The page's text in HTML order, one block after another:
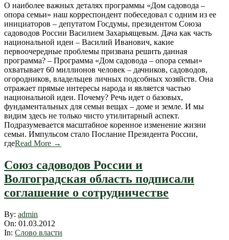
О наиболее важных деталях программы «Дом садовода –
опора семьи» наш корреспондент побеседовал с одним из ее
инициаторов – депутатом Госдумы, президентом Союза
садоводов России Василием Захарьящевым. Дача как часть
национальной идеи – Василий Иванович, какие
первоочередные проблемы призвана решить данная
программа? – Программа «Дом садовода – опора семьи»
охватывает 60 миллионов человек – дачников, садоводов,
огородников, владельцев личных подсобных хозяйств. Она
отражает прямые интересы народа и является частью
национальной идеи. Почему? Речь идет о базовых,
фундаментальных для семьи вещах – доме и земле. И мы
видим здесь не только чисто утилитарный аспект.
Подразумевается масштабное коренное изменение жизни
семьи. Импульсом стало Послание Президента России,
гдеRead More →
Союз садоводов России и
Волгоградская область подписали
соглашение о сотрудничестве
2012-
03-
01
By: admin
On: 01.03.2012
In: Слово власти